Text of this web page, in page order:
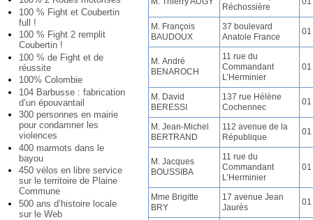
100 % Fight et Coubertin
full !
100 % Fight 2 remplit
Coubertin !
100 % de Fight et de
réussite
100% Colombie
104 Barbusse : fabrication
d’un épouvantail
300 personnes en mairie
pour condamner les
violences
400 marmots dans le
bayou
450 vélos en libre service
sur le territoire de Plaine
Commune
500 ans d’histoire locale
sur le Web
Réchossière
M. François
BAUDOUX
37 boulevard
Anatole France
01
M. André
BENAROCH
11 rue du
Commandant
L’Herminier
01
M. David
BERESSI
137 rue Hélène
Cochennec
01
M. Jean-Michel
BERTRAND
112 avenue de la
République
01
M. Jacques
BOUSSIBA
11 rue du
Commandant
L’Herminier
01
Mme Brigitte
BRY
17 avenue Jean
Jaurès
01